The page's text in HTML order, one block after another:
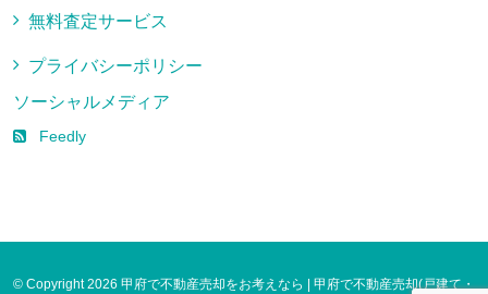
無料査定サービス
プライバシーポリシー
ソーシャルメディア
Feedly
© Copyright 2026 甲府で不動産売却をお考えなら | 甲府で不動産売却(戸建て・